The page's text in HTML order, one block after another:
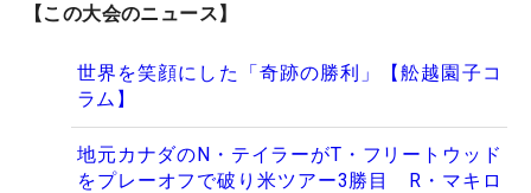
【この大会のニュース】
世界を笑顔にした「奇跡の勝利」【舩越園子コ
ラム】
地元カナダのN・テイラーがT・フリートウッド
をプレーオフで破り米ツアー3勝目 R・マキロ